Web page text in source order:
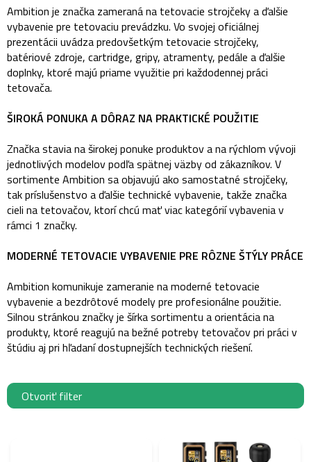
Ambition je značka zameraná na tetovacie strojčeky a ďalšie
vybavenie pre tetovaciu prevádzku. Vo svojej oficiálnej
prezentácii uvádza predovšetkým tetovacie strojčeky,
batériové zdroje, cartridge, gripy, atramenty, pedále a ďalšie
doplnky, ktoré majú priame využitie pri každodennej práci
tetovača.
ŠIROKÁ PONUKA A DÔRAZ NA PRAKTICKÉ POUŽITIE
Značka stavia na širokej ponuke produktov a na rýchlom vývoji
jednotlivých modelov podľa spätnej väzby od zákazníkov. V
sortimente Ambition sa objavujú ako samostatné strojčeky,
tak príslušenstvo a ďalšie technické vybavenie, takže značka
cieli na tetovačov, ktorí chcú mať viac kategórií vybavenia v
rámci 1 značky.
MODERNÉ TETOVACIE VYBAVENIE PRE RÔZNE ŠTÝLY PRÁCE
Ambition komunikuje zameranie na moderné tetovacie
vybavenie a bezdrôtové modely pre profesionálne použitie.
Silnou stránkou značky je šírka sortimentu a orientácia na
produkty, ktoré reagujú na bežné potreby tetovačov pri práci v
štúdiu aj pri hľadaní dostupnejších technických riešení.
Otvoriť filter